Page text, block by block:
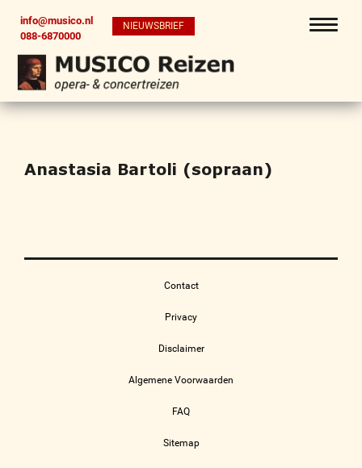
info@musico.nl
088-6870000
NIEUWSBRIEF
Anastasia Bartoli (sopraan)
Contact
Privacy
Disclaimer
Algemene Voorwaarden
FAQ
Sitemap